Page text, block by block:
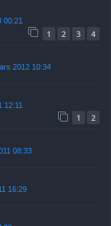
00:21
1 2 3 4
2012 10:34
12:11
1 2
08:33
16:29